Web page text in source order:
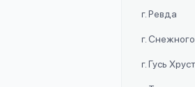
г. Ревда
г.
г. Гусь